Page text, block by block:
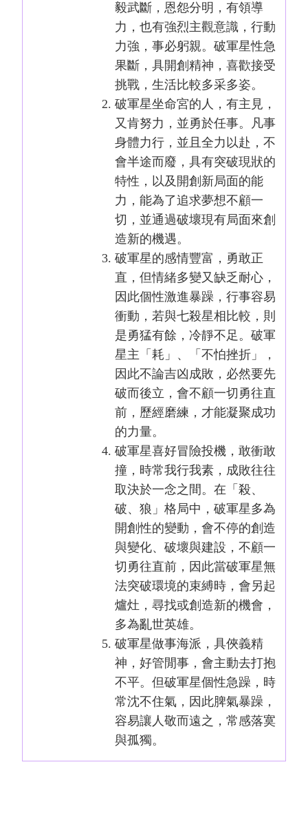
毅武斷，恩怨分明，有領導
力，也有強烈主觀意識，行動
力強，事必躬親。破軍星性急
果斷，具開創精神，喜歡接受
挑戰，生活比較多采多姿。
破軍星坐命宮的人，有主見，
又肯努力，並勇於任事。凡事
身體力行，並且全力以赴，不
會半途而廢，具有突破現狀的
特性，以及開創新局面的能
力，能為了追求夢想不顧一
切，並通過破壞現有局面來創
造新的機遇。
破軍星的感情豐富，勇敢正
直，但情緒多變又缺乏耐心，
因此個性激進暴躁，行事容易
衝動，若與七殺星相比較，則
是勇猛有餘，冷靜不足。破軍
星主「耗」、「不怕挫折」，
因此不論吉凶成敗，必然要先
破而後立，會不顧一切勇往直
前，歷經磨練，才能凝聚成功
的力量。
破軍星喜好冒險投機，敢衝敢
撞，時常我行我素，成敗往往
取決於一念之間。在「殺、
破、狼」格局中，破軍星多為
開創性的變動，會不停的創造
與變化、破壞與建設，不顧一
切勇往直前，因此當破軍星無
法突破環境的束縛時，會另起
爐灶，尋找或創造新的機會，
多為亂世英雄。
破軍星做事海派，具俠義精
神，好管閒事，會主動去打抱
不平。但破軍星個性急躁，時
常沈不住氣，因此脾氣暴躁，
容易讓人敬而遠之，常感落寞
與孤獨。